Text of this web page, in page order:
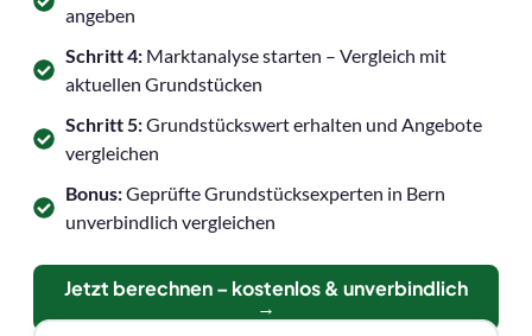
angeben
Schritt 4: Marktanalyse starten – Vergleich mit
aktuellen Grundstücken
Schritt 5:Grundstückswert erhalten und Angebote
vergleichen
Bonus:Geprüfte Grundstücksexperten in Bern
unverbindlich vergleichen
Jetzt berechnen – kostenlos & unverbindlich
→